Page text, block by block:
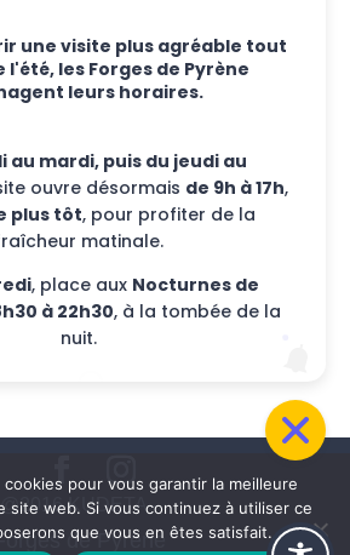
@2016 KUDETA -
de Pyrène
une visite plus agréable tout
l'été, les Forges de Pyrène
leurs horaires.
au mardi, puis du jeudi au
ouvre désormais de 9h à 17h,
plus tôt, pour profiter de la
matinale.
, place aux Nocturnes de
à 22h30, à la tombée de la
nuit.
pour vous garantir la meilleure
site web. Si vous continuez à utiliser ce
que vous en êtes satisfait.